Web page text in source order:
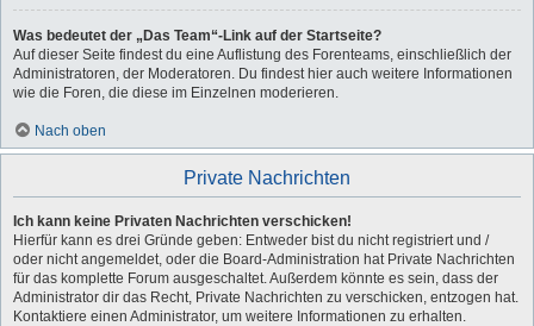
Was bedeutet der „Das Team“-Link auf der Startseite?
Auf dieser Seite findest du eine Auflistung des Forenteams, einschließlich der
Administratoren, der Moderatoren. Du findest hier auch weitere Informationen
wie die Foren, die diese im Einzelnen moderieren.
Nach oben
Private Nachrichten
Ich kann keine Privaten Nachrichten verschicken!
Hierfür kann es drei Gründe geben: Entweder bist du nicht registriert und /
oder nicht angemeldet, oder die Board-Administration hat Private Nachrichten
für das komplette Forum ausgeschaltet. Außerdem könnte es sein, dass der
Administrator dir das Recht, Private Nachrichten zu verschicken, entzogen hat.
Kontaktiere einen Administrator, um weitere Informationen zu erhalten.